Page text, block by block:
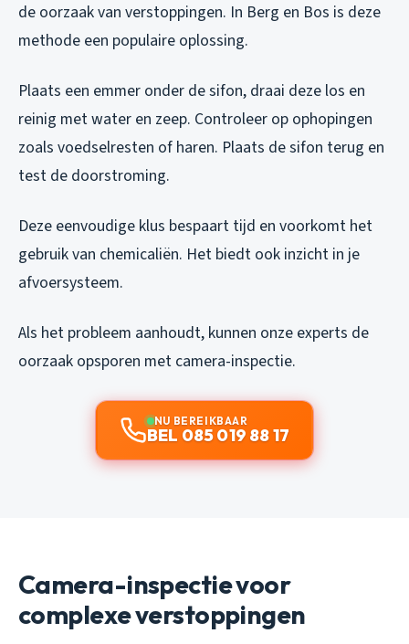
de oorzaak van verstoppingen. In Berg en Bos is deze
methode een populaire oplossing.
Plaats een emmer onder de sifon, draai deze los en
reinig met water en zeep. Controleer op ophopingen
zoals voedselresten of haren. Plaats de sifon terug en
test de doorstroming.
Deze eenvoudige klus bespaart tijd en voorkomt het
gebruik van chemicaliën. Het biedt ook inzicht in je
afvoersysteem.
Als het probleem aanhoudt, kunnen onze experts de
oorzaak opsporen met camera-inspectie.
NU BEREIKBAAR
BEL 085 019 88 17
Camera-inspectie voor
complexe verstoppingen